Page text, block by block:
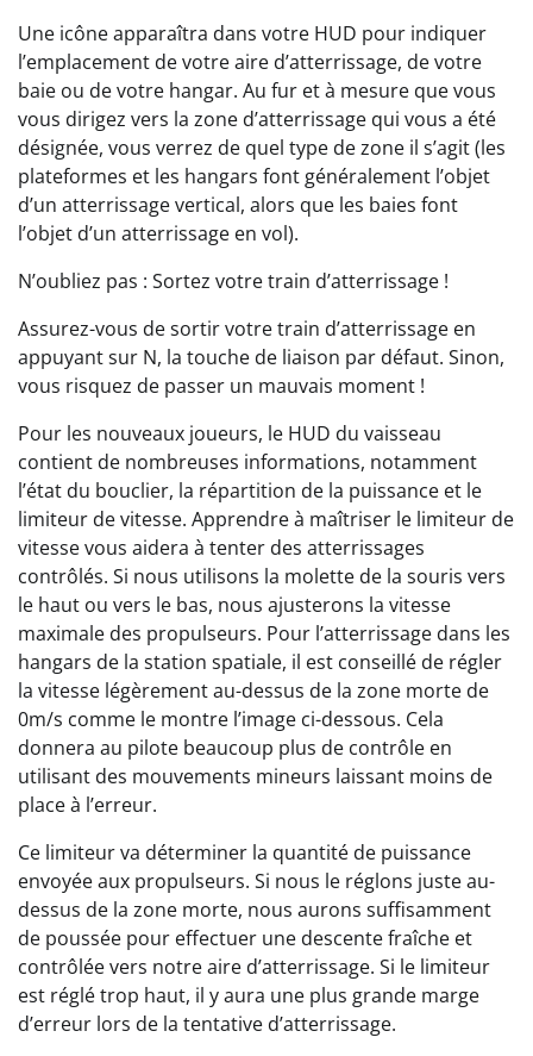
Une icône apparaîtra dans votre HUD pour indiquer
l’emplacement de votre aire d’atterrissage, de votre
baie ou de votre hangar. Au fur et à mesure que vous
vous dirigez vers la zone d’atterrissage qui vous a été
désignée, vous verrez de quel type de zone il s’agit (les
plateformes et les hangars font généralement l’objet
d’un atterrissage vertical, alors que les baies font
l’objet d’un atterrissage en vol).
N’oubliez pas : Sortez votre train d’atterrissage !
Assurez-vous de sortir votre train d’atterrissage en
appuyant sur N, la touche de liaison par défaut. Sinon,
vous risquez de passer un mauvais moment !
Pour les nouveaux joueurs, le HUD du vaisseau
contient de nombreuses informations, notamment
l’état du bouclier, la répartition de la puissance et le
limiteur de vitesse. Apprendre à maîtriser le limiteur de
vitesse vous aidera à tenter des atterrissages
contrôlés. Si nous utilisons la molette de la souris vers
le haut ou vers le bas, nous ajusterons la vitesse
maximale des propulseurs. Pour l’atterrissage dans les
hangars de la station spatiale, il est conseillé de régler
la vitesse légèrement au-dessus de la zone morte de
0m/s comme le montre l’image ci-dessous. Cela
donnera au pilote beaucoup plus de contrôle en
utilisant des mouvements mineurs laissant moins de
place à l’erreur.
Ce limiteur va déterminer la quantité de puissance
envoyée aux propulseurs. Si nous le réglons juste au-
dessus de la zone morte, nous aurons suffisamment
de poussée pour effectuer une descente fraîche et
contrôlée vers notre aire d’atterrissage. Si le limiteur
est réglé trop haut, il y aura une plus grande marge
d’erreur lors de la tentative d’atterrissage.